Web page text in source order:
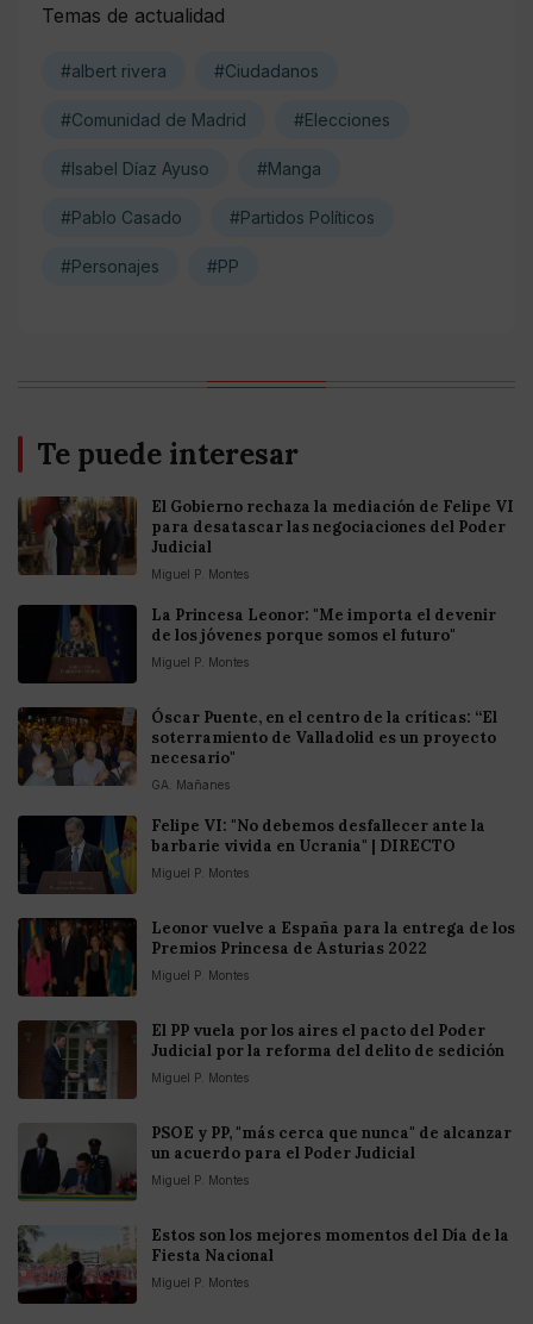
Temas de actualidad
#albert rivera #Ciudadanos
#Comunidad de Madrid #Elecciones
#Isabel Díaz Ayuso #Manga
#Pablo Casado #Partidos Políticos
#Personajes #PP
Te puede interesar
El Gobierno rechaza la mediación de Felipe VI
para desatascar las negociaciones del Poder
Judicial
Miguel P. Montes
La Princesa Leonor: "Me importa el devenir
de los jóvenes porque somos el futuro"
Miguel P. Montes
Óscar Puente, en el centro de la críticas: “El
soterramiento de Valladolid es un proyecto
necesario"
GA. Mañanes
Felipe VI: "No debemos desfallecer ante la
barbarie vivida en Ucrania" | DIRECTO
Miguel P. Montes
Leonor vuelve a España para la entrega de los
Premios Princesa de Asturias 2022
Miguel P. Montes
El PP vuela por los aires el pacto del Poder
Judicial por la reforma del delito de sedición
Miguel P. Montes
PSOE y PP, "más cerca que nunca" de alcanzar
un acuerdo para el Poder Judicial
Miguel P. Montes
Estos son los mejores momentos del Día de la
Fiesta Nacional
Miguel P. Montes